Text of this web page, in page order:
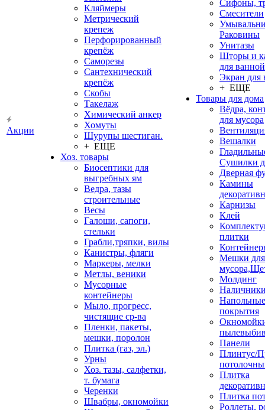
Акции
Кляймеры
Метрический
крепеж
Перфорированный
крепёж
Саморезы
Сантехнический
крепёж
Скобы
Такелаж
Химический анкер
Хомуты
Шурупы шестиган.
+ ЕЩЕ
Хоз. товары
Биосептики для
выгребных ям
Ведра, тазы
строительные
Весы
Галоши, сапоги,
стельки
Грабли,тряпки, вилы
Канистры, фляги
Маркеры, мелки
Метлы, веники
Мусорные
контейнеры
Мыло, прогресс,
чистящие ср-ва
Пленки, пакеты,
мешки, поролон
Плитка (газ, эл.)
Урны
Хоз. тазы, салфетки,
т. бумага
Черенки
Швабры, окномойки
Сифоны,
Смесители
Раковины
Унитазы
Шторы и
для ванной
Экран для
+ ЕЩЕ
Товары для дома
Вёдра,
для мусора
Вешалки
Сушилки
Дверная
Камины
Карнизы
Клей
плитки
Мешки для
Молдинг
Напольные
покрытия
Панели
Плинтус/
Плитка
Плитка
Роллеты,